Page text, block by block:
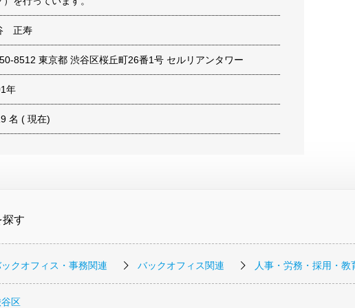
正寿
8512 東京都 渋谷区桜丘町26番1号 セルリアンタワー
年
名 ( 現在)
探す
クオフィス・事務関連 バックオフィス関連 人事・労務・採用・教
区